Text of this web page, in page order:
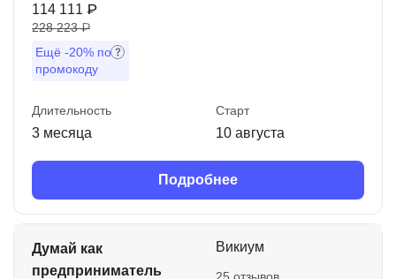
114 111 ₽
228 223 ₽
Ещё -20% по
промокоду
Длительность
3 месяца
Старт
10 августа
Подробнее
Думай как
предприниматель
Викиум